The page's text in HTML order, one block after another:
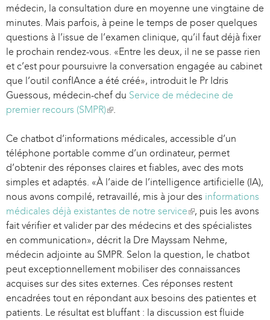
médecin, la consultation dure en moyenne une vingtaine de
minutes. Mais parfois, à peine le temps de poser quelques
questions à l’issue de l’examen clinique, qu’il faut déjà fixer
le prochain rendez-vous. «Entre les deux, il ne se passe rien
et c’est pour poursuivre la conversation engagée au cabinet
que l’outil confIAnce a été créé», introduit le Pr Idris
Guessous, médecin-chef du Service de médecine de
premier recours (SMPR)(
i
n
k
i
s
e
x
t
e
r
n
a
l
.
Ce chatbot d’informations médicales, accessible d’un
téléphone portable comme d’un ordinateur, permet
d’obtenir des réponses claires et fiables, avec des mots
simples et adaptés. «À l’aide de l’intelligence artificielle (IA),
nous avons compilé, retravaillé, mis à jour des informations
médicales déjà existantes de notre service(
l
i
n
k
i
s
e
, puis les avons
fait vérifier et valider par des médecins et des spécialistes
en communication», décrit la Dre Mayssam Nehme,
médecin adjointe au SMPR. Selon la question, le chatbot
peut exceptionnellement mobiliser des connaissances
acquises sur des sites externes. Ces réponses restent
encadrées tout en répondant aux besoins des patientes et
patients. Le résultat est bluffant : la discussion est fluide